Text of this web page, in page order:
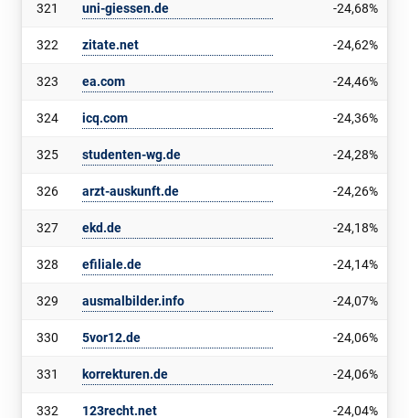
321 uni-giessen.de -24,68%
322 zitate.net -24,62%
323 ea.com -24,46%
324 icq.com -24,36%
325 studenten-wg.de -24,28%
326 arzt-auskunft.de -24,26%
327 ekd.de -24,18%
328 efiliale.de -24,14%
329 ausmalbilder.info -24,07%
330 5vor12.de -24,06%
331 korrekturen.de -24,06%
332 123recht.net -24,04%